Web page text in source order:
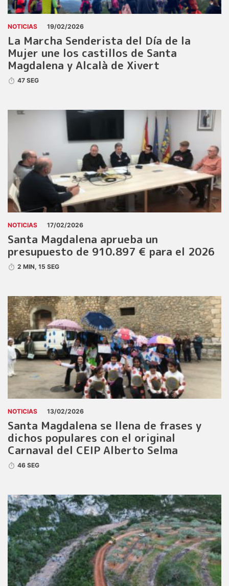
NOTICIAS 19/02/2026
La Marcha Senderista del Día de la
Mujer une los castillos de Santa
Magdalena y Alcalà de Xivert
47 SEG
NOTICIAS 17/02/2026
Santa Magdalena aprueba un
presupuesto de 910.897 € para el 2026
2 MIN, 15 SEG
NOTICIAS 13/02/2026
Santa Magdalena se llena de frases y
dichos populares con el original
Carnaval del CEIP Alberto Selma
46 SEG